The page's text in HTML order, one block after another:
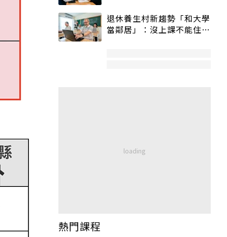
退休養生村新趨勢「和大學
當鄰居」：沒上課不能住、
熱門課程